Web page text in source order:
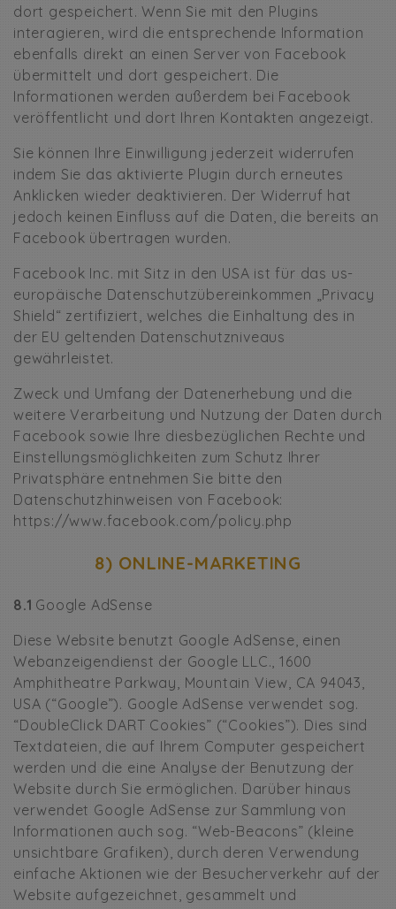
dort gespeichert. Wenn Sie mit den Plugins
interagieren, wird die entsprechende Information
ebenfalls direkt an einen Server von Facebook
übermittelt und dort gespeichert. Die
Informationen werden außerdem bei Facebook
veröffentlicht und dort Ihren Kontakten angezeigt.
Sie können Ihre Einwilligung jederzeit widerrufen
indem Sie das aktivierte Plugin durch erneutes
Anklicken wieder deaktivieren. Der Widerruf hat
jedoch keinen Einfluss auf die Daten, die bereits an
Facebook übertragen wurden.
Facebook Inc. mit Sitz in den USA ist für das us-
europäische Datenschutzübereinkommen „Privacy
Shield“ zertifiziert, welches die Einhaltung des in
der EU geltenden Datenschutzniveaus
gewährleistet.
Zweck und Umfang der Datenerhebung und die
weitere Verarbeitung und Nutzung der Daten durch
Facebook sowie Ihre diesbezüglichen Rechte und
Einstellungsmöglichkeiten zum Schutz Ihrer
Privatsphäre entnehmen Sie bitte den
Datenschutzhinweisen von Facebook:
https://www.facebook.com/policy.php
8) ONLINE-MARKETING
8.1 Google AdSense
Diese Website benutzt Google AdSense, einen
Webanzeigendienst der Google LLC., 1600
Amphitheatre Parkway, Mountain View, CA 94043,
USA (“Google”). Google AdSense verwendet sog.
“DoubleClick DART Cookies” (“Cookies”). Dies sind
Textdateien, die auf Ihrem Computer gespeichert
werden und die eine Analyse der Benutzung der
Website durch Sie ermöglichen. Darüber hinaus
verwendet Google AdSense zur Sammlung von
Informationen auch sog. “Web-Beacons” (kleine
unsichtbare Grafiken), durch deren Verwendung
einfache Aktionen wie der Besucherverkehr auf der
Website aufgezeichnet, gesammelt und